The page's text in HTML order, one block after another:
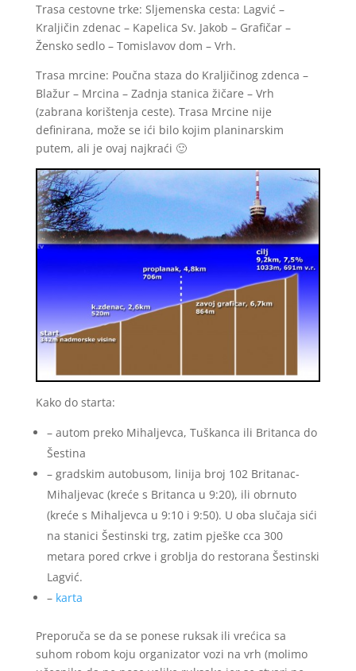
Trasa cestovne trke: Sljemenska cesta: Lagvić –
Kraljičin zdenac – Kapelica Sv. Jakob – Grafičar –
Žensko sedlo – Tomislavov dom – Vrh.
Trasa mrcine: Poučna staza do Kraljičinog zdenca –
Blažur – Mrcina – Zadnja stanica žičare – Vrh
(zabrana korištenja ceste). Trasa Mrcine nije
definirana, može se ići bilo kojim planinarskim
putem, ali je ovaj najkraći 🙂
Kako do starta:
– autom preko Mihaljevca, Tuškanca ili Britanca do
Šestina
– gradskim autobusom, linija broj 102 Britanac-
Mihaljevac (kreće s Britanca u 9:20), ili obrnuto
(kreće s Mihaljevca u 9:10 i 9:50). U oba slučaja sići
na stanici Šestinski trg, zatim pješke cca 300
metara pored crkve i groblja do restorana Šestinski
Lagvić.
– karta
Preporuča se da se ponese ruksak ili vrećica sa
suhom robom koju organizator vozi na vrh (molimo